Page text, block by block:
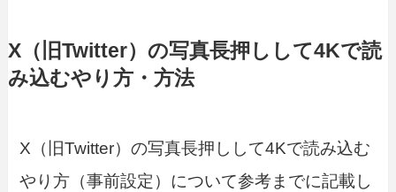
X（旧Twitter）の写真長押しして4Kで読
み込むやり方・方法
X（旧Twitter）の写真長押しして4Kで読み込む
やり方（事前設定）について参考までに記載し